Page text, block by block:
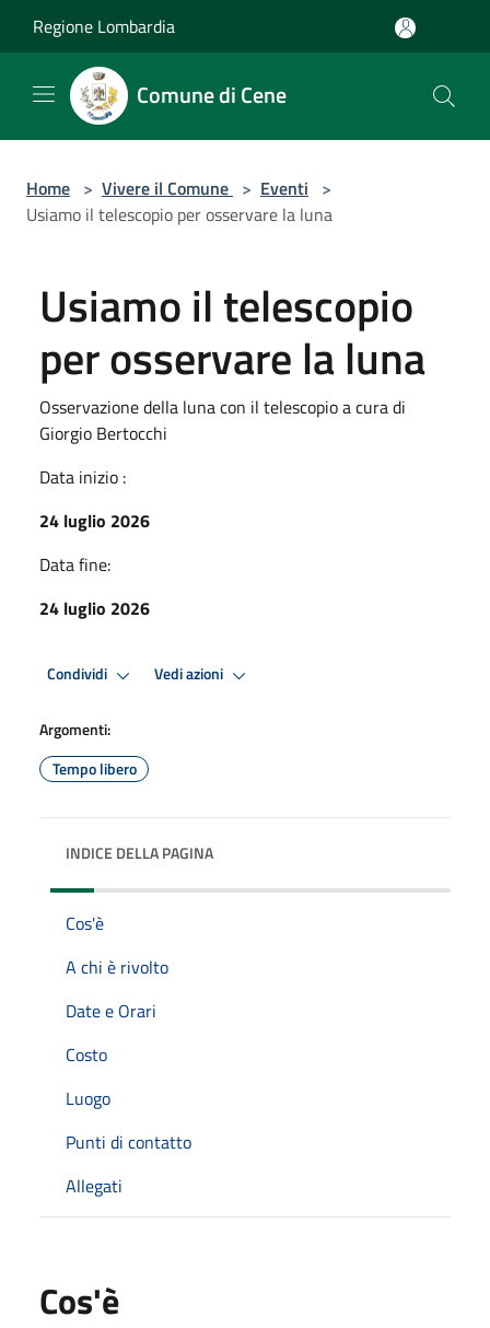
Regione Lombardia
Comune di Cene
Home > Vivere il Comune > Eventi >
Usiamo il telescopio per osservare la luna
Usiamo il telescopio
per osservare la luna
Osservazione della luna con il telescopio a cura di
Giorgio Bertocchi
Data inizio :
24 luglio 2026
Data fine:
24 luglio 2026
Condividi Vedi azioni
Argomenti:
Tempo libero
INDICE DELLA PAGINA
Cos'è
A chi è rivolto
Date e Orari
Costo
Luogo
Punti di contatto
Allegati
Cos'è